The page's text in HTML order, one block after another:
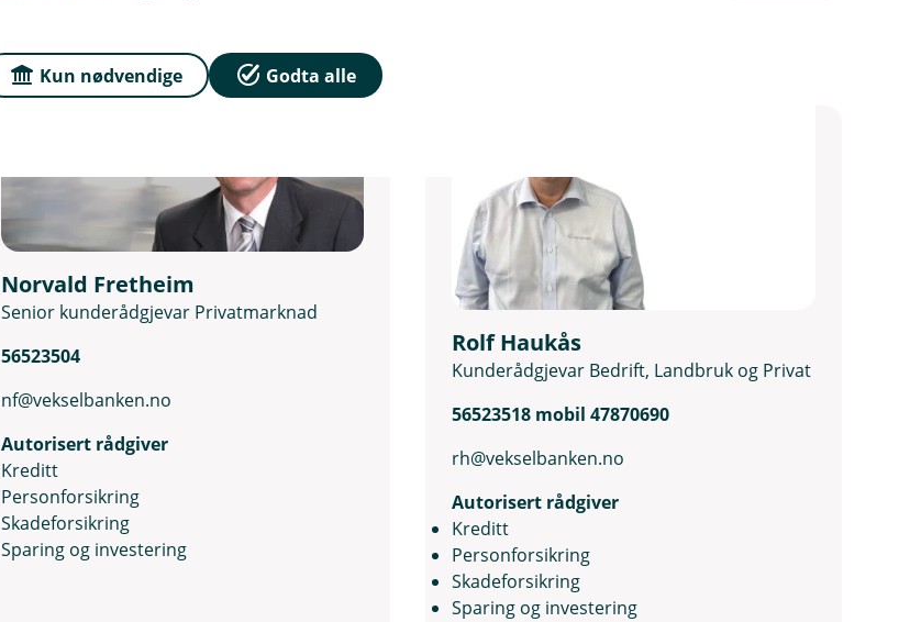
Norvald Fretheim
Senior kunderådgjevar Privatmarknad
56523504
nf@vekselbanken.no
Autorisert rådgiver
Kreditt
Personforsikring
Skadeforsikring
Sparing og investering
Rolf Haukås
Kunderådgjevar Bedrift, Landbruk og Privat
56523518 mobil 47870690
rh@vekselbanken.no
Autorisert rådgiver
Kreditt
Personforsikring
Skadeforsikring
Sparing og investering
Kun nødvendige Godta alle